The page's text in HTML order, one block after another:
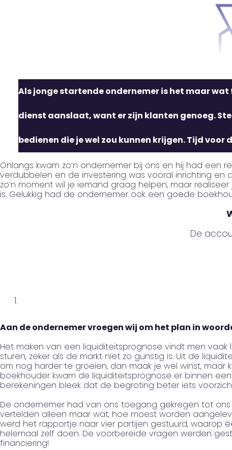
Als jonge startende ondernemer is het maar
dienst aanslaat, want er zijn klanten genoeg.
bedienen die je wel zou kunnen krijgen. Tijd
Onlangs kwam zo’n ondernemer bij ons en hij had een
verdubbelen en de investering was vooral inrichting
zo’n moment wil je iemand graag helpen, maar
is. Gelukkig had de ondernemer ook een goede
De
Aan de ondernemer vroegen wij om het plan in
Het maken van een liquiditeitsprognose vindt men
sturen, zeker als de markt niet zo gunstig is. Uit de
om nog harder te groeien, dan maak je wel winst,
boekhouder kwam de liquiditeitsprognose er binnen
berekeningen bleek dat de begroting beter iets
De ondernemer had van ons toegang gekregen tot
vertelden alleen maar wat, hoe moest worden
werd het rapportje naar vier partijen gestuurd, waarop
helemaal zelf doen. De voorbereide vragen werden
financiering!